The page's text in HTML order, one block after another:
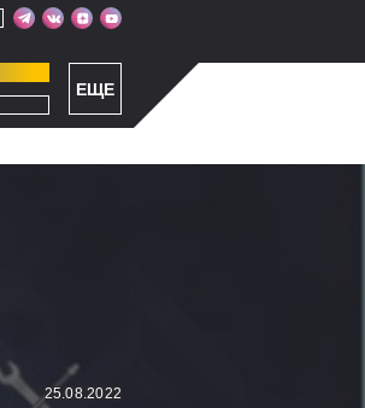
ЕЩЕ
25.08.2022